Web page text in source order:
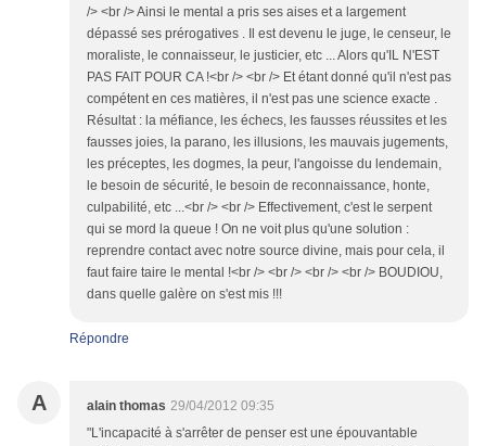
/> <br /> Ainsi le mental a pris ses aises et a largement
dépassé ses prérogatives . Il est devenu le juge, le censeur, le
moraliste, le connaisseur, le justicier, etc ... Alors qu'IL N'EST
PAS FAIT POUR CA !<br /> <br /> Et étant donné qu'il n'est pas
compétent en ces matières, il n'est pas une science exacte .
Résultat : la méfiance, les échecs, les fausses réussites et les
fausses joies, la parano, les illusions, les mauvais jugements,
les préceptes, les dogmes, la peur, l'angoisse du lendemain,
le besoin de sécurité, le besoin de reconnaissance, honte,
culpabilité, etc ...<br /> <br /> Effectivement, c'est le serpent
qui se mord la queue ! On ne voit plus qu'une solution :
reprendre contact avec notre source divine, mais pour cela, il
faut faire taire le mental !<br /> <br /> <br /> <br /> BOUDIOU,
dans quelle galère on s'est mis !!!
Répondre
A alain thomas 29/04/2012 09:35
"L'incapacité à s'arrêter de penser est une épouvantable